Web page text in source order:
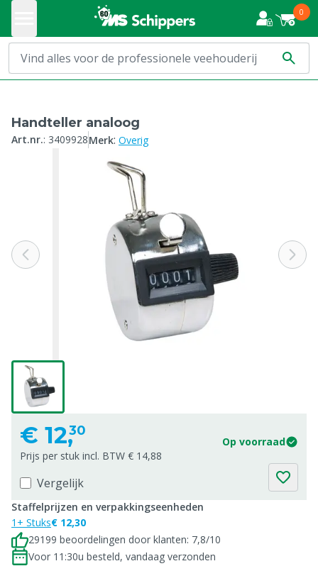
0
Handteller analoog
Art.nr.: 3409928Merk: Overig
€ 12,30
Op voorraad
Prijs per stuk incl. BTW € 14,88
Vergelijk
Staffelprijzen en verpakkingseenheden
1+ Stuks€ 12,30
29199 beoordelingen door klanten: 7,8/10
Voor 11:30u besteld, vandaag verzonden